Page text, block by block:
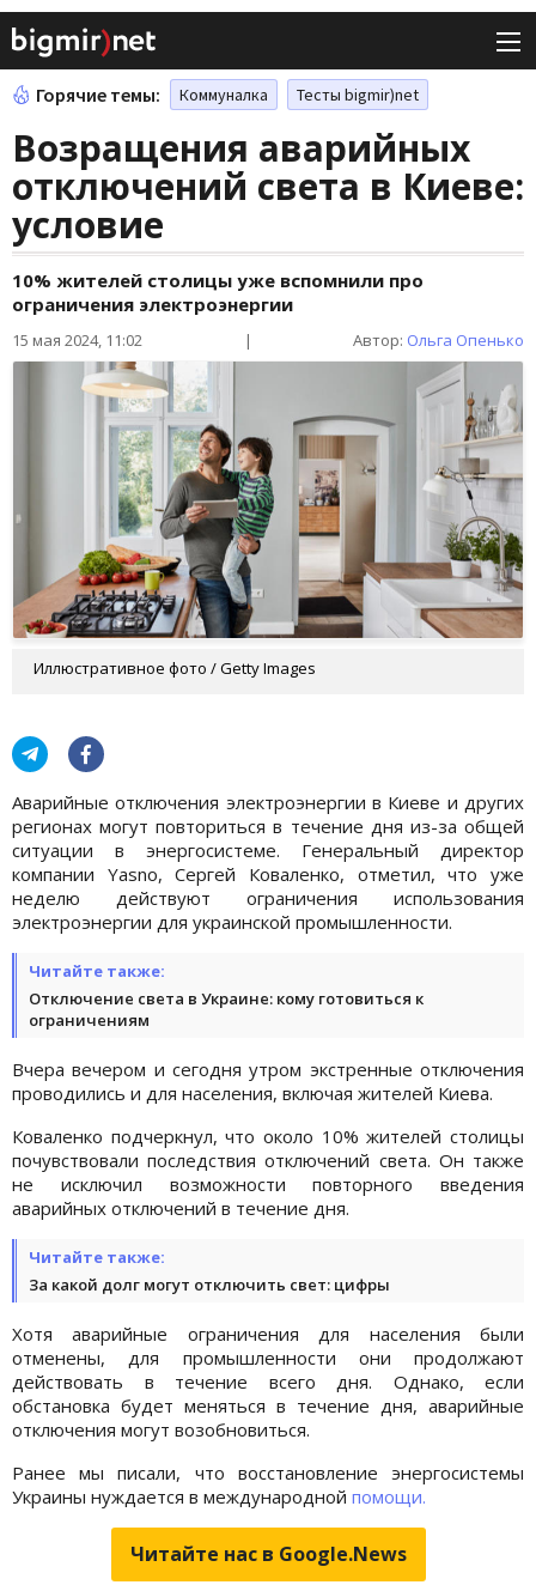
Горячие темы: Коммуналка Тесты bigmir)net
Возращения аварийных
отключений света в Киеве:
условие
10% жителей столицы уже вспомнили про
ограничения электроэнергии
15 мая 2024, 11:02 | Автор: Ольга Опенько
Иллюстративное фото / Getty Images
Аварийные отключения электроэнергии в Киеве и других
регионах могут повториться в течение дня из-за общей
ситуации в энергосистеме. Генеральный директор
компании Yasno, Сергей Коваленко, отметил, что уже
неделю действуют ограничения использования
электроэнергии для украинской промышленности.
Читайте также:
Отключение света в Украине: кому готовиться к
ограничениям
Вчера вечером и сегодня утром экстренные отключения
проводились и для населения, включая жителей Киева.
Коваленко подчеркнул, что около 10% жителей столицы
почувствовали последствия отключений света. Он также
не исключил возможности повторного введения
аварийных отключений в течение дня.
Читайте также:
За какой долг могут отключить свет: цифры
Хотя аварийные ограничения для населения были
отменены, для промышленности они продолжают
действовать в течение всего дня. Однако, если
обстановка будет меняться в течение дня, аварийные
отключения могут возобновиться.
Ранее мы писали, что восстановление энергосистемы
Украины нуждается в международной помощи.
Читайте нас в Google.News